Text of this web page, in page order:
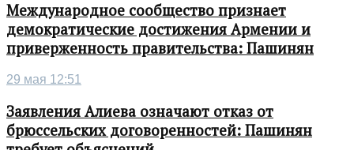
Международное сообщество признает
демократические достижения Армении и
приверженность правительства: Пашинян
29 мая 12:51
Заявления Алиева означают отказ от
брюссельских договоренностей: Пашинян